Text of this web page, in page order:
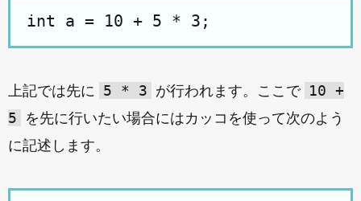
上記では先に 5 * 3 が行われます。ここで 10 +
5
を先に行いたい場合にはカッコを使って次のよう
に記述します。